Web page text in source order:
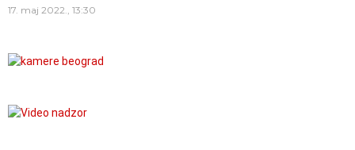
17. maj 2022., 13:30